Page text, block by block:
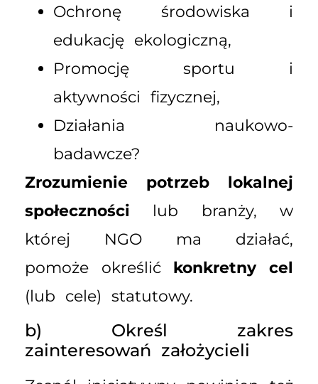
Ochronę środowiska i
edukację ekologiczną,
Promocję sportu i
aktywności fizycznej,
Działania naukowo-
badawcze?
Zrozumienie potrzeb lokalnej
społeczności lub branży, w
której NGO ma działać,
pomoże określić konkretny cel
(lub cele) statutowy.
b) Określ zakres
zainteresowań założycieli